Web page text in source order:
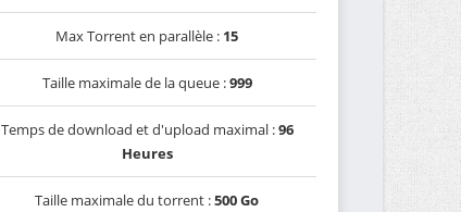
Max Torrent en parallèle : 15
Taille maximale de la queue :999
Temps de download et d'upload maximal :96
Heures
Taille maximale du torrent :500 Go